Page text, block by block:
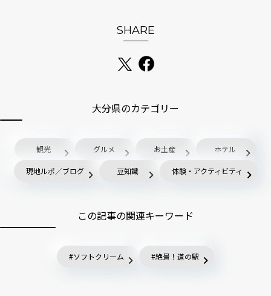
SHARE
大分県のカテゴリー
観光 グルメ お土産 ホテル
現地ルポ／ブログ 豆知識 体験・アクティビティ
この記事の関連キーワード
ソフトクリーム 絶景！道の駅